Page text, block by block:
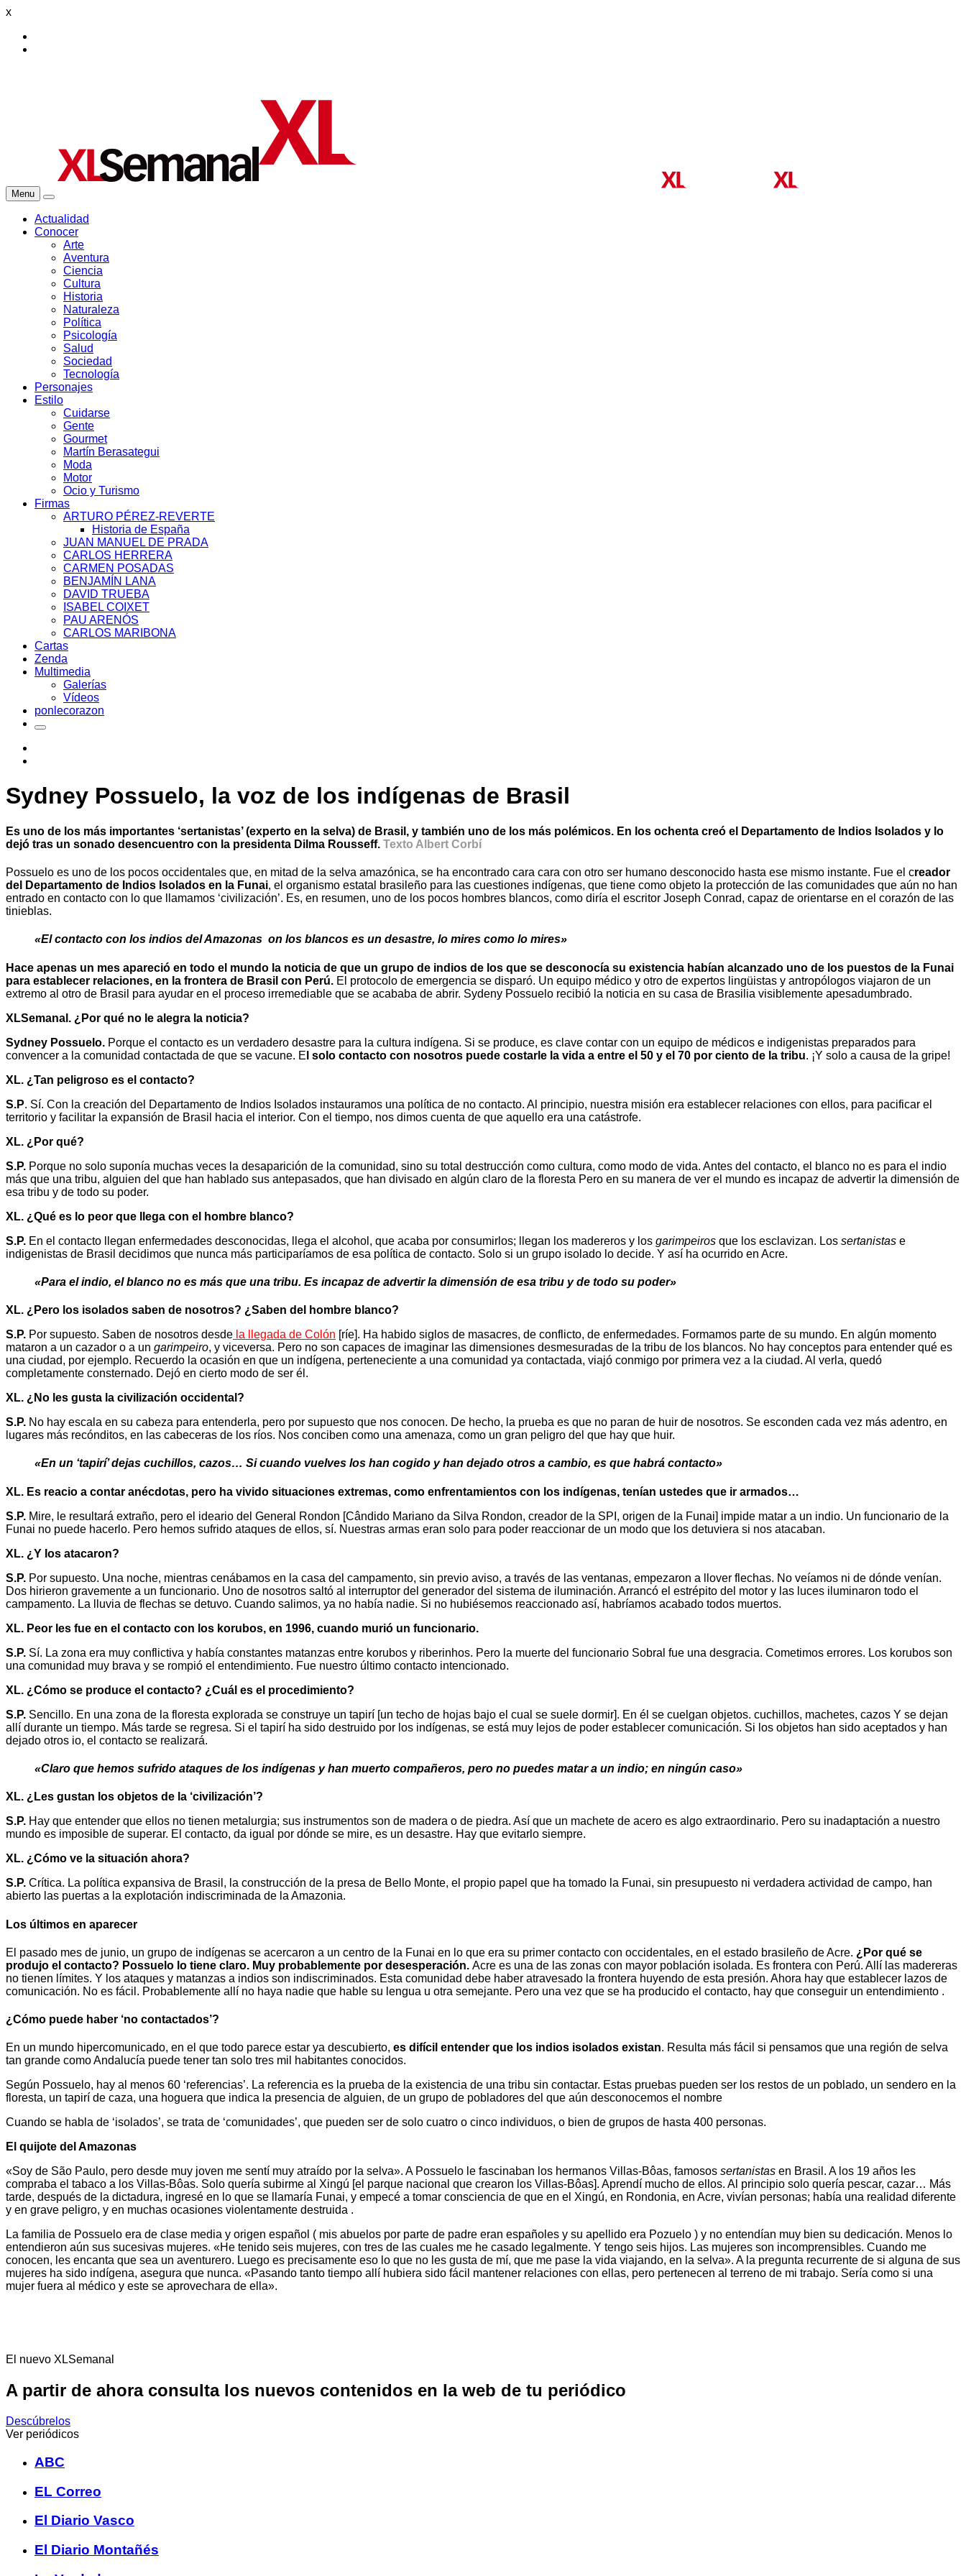
x
Menu
Actualidad
Conocer
Arte
Aventura
Ciencia
Cultura
Historia
Naturaleza
Política
Psicología
Salud
Sociedad
Tecnología
Personajes
Estilo
Cuidarse
Gente
Gourmet
Martín Berasategui
Moda
Motor
Ocio y Turismo
Firmas
ARTURO PÉREZ-REVERTE
Historia de España
JUAN MANUEL DE PRADA
CARLOS HERRERA
CARMEN POSADAS
BENJAMÍN LANA
DAVID TRUEBA
ISABEL COIXET
PAU ARENÓS
CARLOS MARIBONA
Cartas
Zenda
Multimedia
Galerías
Vídeos
ponlecorazon
Sydney Possuelo, la voz de los indígenas de Brasil
Es uno de los más importantes ‘sertanistas’ (experto en la selva) de Brasil, y también uno de los más polémicos. En los ochenta creó el Departamento de Indios Isolados y lo
dejó tras un sonado desencuentro con la presidenta Dilma Rousseff. Texto Albert Corbí
Possuelo es uno de los pocos occidentales que, en mitad de la selva amazónica, se ha encontrado cara cara con otro ser humano desconocido hasta ese mismo instante. Fue el creador
del Departamento de Indios Isolados en la Funai, el organismo estatal brasileño para las cuestiones indígenas, que tiene como objeto la protección de las comunidades que aún no han
entrado en contacto con lo que llamamos ‘civilización’. Es, en resumen, uno de los pocos hombres blancos, como diría el escritor Joseph Conrad, capaz de orientarse en el corazón de las
tinieblas.
«El contacto con los indios del Amazonas on los blancos es un desastre, lo mires como lo mires»
Hace apenas un mes apareció en todo el mundo la noticia de que un grupo de indios de los que se desconocía su existencia habían alcanzado uno de los puestos de la Funai
para establecer relaciones, en la frontera de Brasil con Perú. El protocolo de emergencia se disparó. Un equipo médico y otro de expertos lingüistas y antropólogos viajaron de un
extremo al otro de Brasil para ayudar en el proceso irremediable que se acababa de abrir. Sydeny Possuelo recibió la noticia en su casa de Brasilia visiblemente apesadumbrado.
XLSemanal. ¿Por qué no le alegra la noticia?
Sydney Possuelo. Porque el contacto es un verdadero desastre para la cultura indígena. Si se produce, es clave contar con un equipo de médicos e indigenistas preparados para
convencer a la comunidad contactada de que se vacune. E l solo contacto con nosotros puede costarle la vida a entre el 50 y el 70 por ciento de la tribu. ¡Y solo a causa de la gripe!
XL. ¿Tan peligroso es el contacto?
S.P. Sí. Con la creación del Departamento de Indios Isolados instauramos una política de no contacto. Al principio, nuestra misión era establecer relaciones con ellos, para pacificar el
territorio y facilitar la expansión de Brasil hacia el interior. Con el tiempo, nos dimos cuenta de que aquello era una catástrofe.
XL. ¿Por qué?
S.P. Porque no solo suponía muchas veces la desaparición de la comunidad, sino su total destrucción como cultura, como modo de vida. Antes del contacto, el blanco no es para el indio
más que una tribu, alguien del que han hablado sus antepasados, que han divisado en algún claro de la floresta Pero en su manera de ver el mundo es incapaz de advertir la dimensión de
esa tribu y de todo su poder.
XL. ¿Qué es lo peor que llega con el hombre blanco?
S.P. En el contacto llegan enfermedades desconocidas, llega el alcohol, que acaba por consumirlos; llegan los madereros y los garimpeiros que los esclavizan. Los sertanistas e
indigenistas de Brasil decidimos que nunca más participaríamos de esa política de contacto. Solo si un grupo isolado lo decide. Y así ha ocurrido en Acre.
«Para el indio, el blanco no es más que una tribu. Es incapaz de advertir la dimensión de esa tribu y de todo su poder»
XL. ¿Pero los isolados saben de nosotros? ¿Saben del hombre blanco?
S.P. Por supuesto. Saben de nosotros desde la llegada de Colón [ríe]. Ha habido siglos de masacres, de conflicto, de enfermedades. Formamos parte de su mundo. En algún momento
mataron a un cazador o a un garimpeiro, y viceversa. Pero no son capaces de imaginar las dimensiones desmesuradas de la tribu de los blancos. No hay conceptos para entender qué es
una ciudad, por ejemplo. Recuerdo la ocasión en que un indígena, perteneciente a una comunidad ya contactada, viajó conmigo por primera vez a la ciudad. Al verla, quedó
completamente consternado. Dejó en cierto modo de ser él.
XL. ¿No les gusta la civilización occidental?
S.P. No hay escala en su cabeza para entenderla, pero por supuesto que nos conocen. De hecho, la prueba es que no paran de huir de nosotros. Se esconden cada vez más adentro, en
lugares más recónditos, en las cabeceras de los ríos. Nos conciben como una amenaza, como un gran peligro del que hay que huir.
«En un ‘tapirí’ dejas cuchillos, cazos… Si cuando vuelves los han cogido y han dejado otros a cambio, es que habrá contacto»
XL. Es reacio a contar anécdotas, pero ha vivido situaciones extremas, como enfrentamientos con los indígenas, tenían ustedes que ir armados…
S.P. Mire, le resultará extraño, pero el ideario del General Rondon [Cândido Mariano da Silva Rondon, creador de la SPI, origen de la Funai] impide matar a un indio. Un funcionario de la
Funai no puede hacerlo. Pero hemos sufrido ataques de ellos, sí. Nuestras armas eran solo para poder reaccionar de un modo que los detuviera si nos atacaban.
XL. ¿Y los atacaron?
S.P. Por supuesto. Una noche, mientras cenábamos en la casa del campamento, sin previo aviso, a través de las ventanas, empezaron a llover flechas. No veíamos ni de dónde venían.
Dos hirieron gravemente a un funcionario. Uno de nosotros saltó al interruptor del generador del sistema de iluminación. Arrancó el estrépito del motor y las luces iluminaron todo el
campamento. La lluvia de flechas se detuvo. Cuando salimos, ya no había nadie. Si no hubiésemos reaccionado así, habríamos acabado todos muertos.
XL. Peor les fue en el contacto con los korubos, en 1996, cuando murió un funcionario.
S.P. Sí. La zona era muy conflictiva y había constantes matanzas entre korubos y riberinhos. Pero la muerte del funcionario Sobral fue una desgracia. Cometimos errores. Los korubos son
una comunidad muy brava y se rompió el entendimiento. Fue nuestro último contacto intencionado.
XL. ¿Cómo se produce el contacto? ¿Cuál es el procedimiento?
S.P. Sencillo. En una zona de la floresta explorada se construye un tapirí [un techo de hojas bajo el cual se suele dormir]. En él se cuelgan objetos. cuchillos, machetes, cazos Y se dejan
allí durante un tiempo. Más tarde se regresa. Si el tapirí ha sido destruido por los indígenas, se está muy lejos de poder establecer comunicación. Si los objetos han sido aceptados y han
dejado otros io, el contacto se realizará.
«Claro que hemos sufrido ataques de los indígenas y han muerto compañeros, pero no puedes matar a un indio; en ningún caso»
XL. ¿Les gustan los objetos de la ‘civilización’?
S.P. Hay que entender que ellos no tienen metalurgia; sus instrumentos son de madera o de piedra. Así que un machete de acero es algo extraordinario. Pero su inadaptación a nuestro
mundo es imposible de superar. El contacto, da igual por dónde se mire, es un desastre. Hay que evitarlo siempre.
XL. ¿Cómo ve la situación ahora?
S.P. Crítica. La política expansiva de Brasil, la construcción de la presa de Bello Monte, el propio papel que ha tomado la Funai, sin presupuesto ni verdadera actividad de campo, han
abierto las puertas a la explotación indiscriminada de la Amazonia.
Los últimos en aparecer
El pasado mes de junio, un grupo de indígenas se acercaron a un centro de la Funai en lo que era su primer contacto con occidentales, en el estado brasileño de Acre. ¿Por qué se
produjo el contacto? Possuelo lo tiene claro. Muy probablemente por desesperación. Acre es una de las zonas con mayor población isolada. Es frontera con Perú. Allí las madereras
no tienen límites. Y los ataques y matanzas a indios son indiscriminados. Esta comunidad debe haber atravesado la frontera huyendo de esta presión. Ahora hay que establecer lazos de
comunicación. No es fácil. Probablemente allí no haya nadie que hable su lengua u otra semejante. Pero una vez que se ha producido el contacto, hay que conseguir un entendimiento .
¿Cómo puede haber ‘no contactados’?
En un mundo hipercomunicado, en el que todo parece estar ya descubierto, es difícil entender que los indios isolados existan. Resulta más fácil si pensamos que una región de selva
tan grande como Andalucía puede tener tan solo tres mil habitantes conocidos.
Según Possuelo, hay al menos 60 ‘referencias’. La referencia es la prueba de la existencia de una tribu sin contactar. Estas pruebas pueden ser los restos de un poblado, un sendero en la
floresta, un tapirí de caza, una hoguera que indica la presencia de alguien, de un grupo de pobladores del que aún desconocemos el nombre
Cuando se habla de ‘isolados’, se trata de ‘comunidades’, que pueden ser de solo cuatro o cinco individuos, o bien de grupos de hasta 400 personas.
El quijote del Amazonas
«Soy de São Paulo, pero desde muy joven me sentí muy atraído por la selva». A Possuelo le fascinaban los hermanos Villas-Bôas, famosos sertanistas en Brasil. A los 19 años les
compraba el tabaco a los Villas-Bôas. Solo quería subirme al Xingú [el parque nacional que crearon los Villas-Bôas]. Aprendí mucho de ellos. Al principio solo quería pescar, cazar… Más
tarde, después de la dictadura, ingresé en lo que se llamaría Funai, y empecé a tomar consciencia de que en el Xingú, en Rondonia, en Acre, vivían personas; había una realidad diferente
y en grave peligro, y en muchas ocasiones violentamente destruida .
La familia de Possuelo era de clase media y origen español ( mis abuelos por parte de padre eran españoles y su apellido era Pozuelo ) y no entendían muy bien su dedicación. Menos lo
entendieron aún sus sucesivas mujeres. «He tenido seis mujeres, con tres de las cuales me he casado legalmente. Y tengo seis hijos. Las mujeres son incomprensibles. Cuando me
conocen, les encanta que sea un aventurero. Luego es precisamente eso lo que no les gusta de mí, que me pase la vida viajando, en la selva». A la pregunta recurrente de si alguna de sus
mujeres ha sido indígena, asegura que nunca. «Pasando tanto tiempo allí hubiera sido fácil mantener relaciones con ellas, pero pertenecen al terreno de mi trabajo. Sería como si una
mujer fuera al médico y este se aprovechara de ella».
El nuevo XLSemanal
A partir de ahora consulta los nuevos contenidos en la web de tu periódico
Descúbrelos
Ver periódicos
ABC
EL Correo
El Diario Vasco
El Diario Montañés